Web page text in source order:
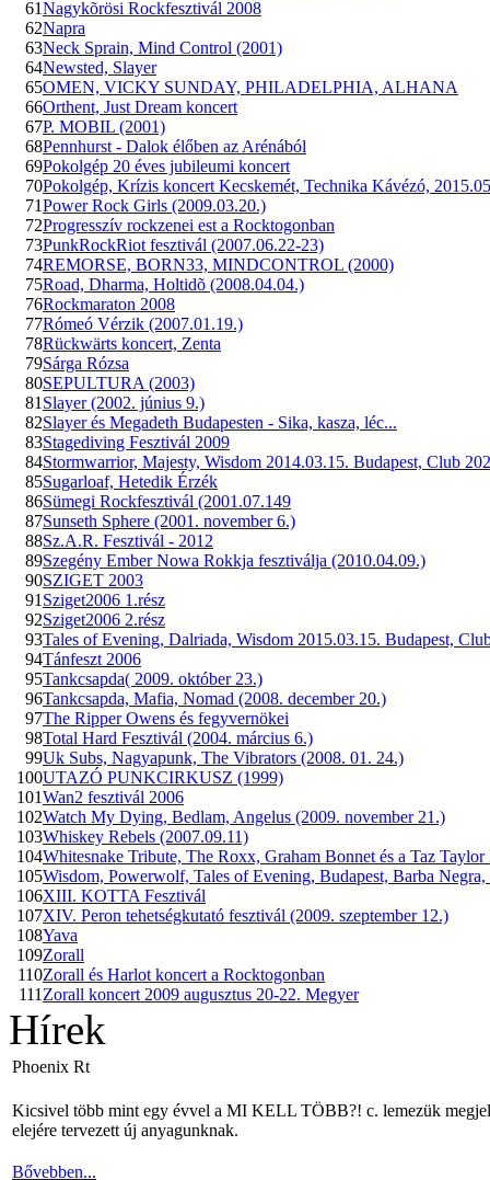
61Nagykõrösi Rockfesztivál 2008
62Napra
63Neck Sprain, Mind Control (2001)
64Newsted, Slayer
65OMEN, VICKY SUNDAY, PHILADELPHIA, ALHANA
66Orthent, Just Dream koncert
67P. MOBIL (2001)
68Pennhurst - Dalok élőben az Arénából
69Pokolgép 20 éves jubileumi koncert
70Pokolgép, Krízis koncert Kecskemét, Technika Kávézó,
71Power Rock Girls (2009.03.20.)
72Progresszív rockzenei est a Rocktogonban
73PunkRockRiot fesztivál (2007.06.22-23)
74REMORSE, BORN33, MINDCONTROL (2000)
75Road, Dharma, Holtidõ (2008.04.04.)
76Rockmaraton 2008
77Rómeó Vérzik (2007.01.19.)
78Rückwärts koncert, Zenta
79Sárga Rózsa
80SEPULTURA (2003)
81 Slayer (2002. június 9.)
82Slayer és Megadeth Budapesten - Sika, kasza, léc...
83Stagediving Fesztivál 2009
84Stormwarrior, Majesty, Wisdom 2014.03.15. Budapest, Club 202
85Sugarloaf, Hetedik Érzék
86Sümegi Rockfesztivál (2001.07.149
87Sunseth Sphere (2001. november 6.)
88Sz.A.R. Fesztivál - 2012
89Szegény Ember Nowa Rokkja fesztiválja (2010.04.09.)
90SZIGET 2003
91 Sziget2006 1.rész
92Sziget2006 2.rész
93Tales of Evening, Dalriada, Wisdom 2015.03.15. Budapest,
94Tánfeszt 2006
95Tankcsapda( 2009. október 23.)
96Tankcsapda, Mafia, Nomad (2008. december 20.)
97The Ripper Owens és fegyvernökei
98Total Hard Fesztivál (2004. március 6.)
99Uk Subs, Nagyapunk, The Vibrators (2008. 01. 24.)
100UTAZÓ PUNKCIRKUSZ (1999)
101Wan2 fesztivál 2006
102Watch My Dying, Bedlam, Angelus (2009. november 21.)
103Whiskey Rebels (2007.09.11)
104Whitesnake Tribute, The Roxx, Graham Bonnet és a Taz Taylor
105Wisdom, Powerwolf, Tales of Evening, Budapest, Barba Negra,
106XIII. KOTTA Fesztivál
107XIV. Peron tehetségkutató fesztivál (2009. szeptember 12.)
108Yava
109Zorall
110Zorall és Harlot koncert a Rocktogonban
111 Zorall koncert 2009 augusztus 20-22. Megyer
Hírek
Phoenix Rt
Kicsivel több mint egy évvel a MI KELL TÖBB?! c. lemezük
elejére tervezett új anyagunknak.
Bővebben...